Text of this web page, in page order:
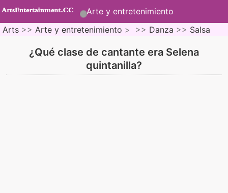
Arte y entretenimiento
Arts >> Arte y entretenimiento > >> Danza >> Salsa
¿Qué clase de cantante era Selena
quintanilla?